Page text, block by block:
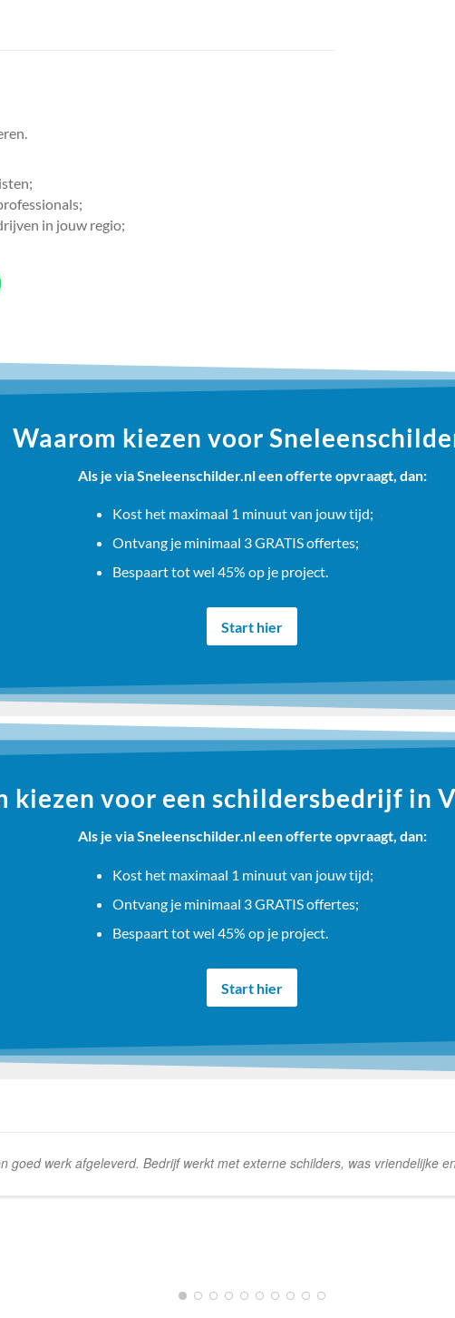
in jouw regio;
Waarom kiezen voor
Als je via Sneleenschilder.nl een offerte opvraagt, dan:
Kost het maximaal 1 minuut van jouw tijd;
Ontvang je minimaal 3 GRATIS offertes;
Bespaart tot wel 45% op je project.
Start hier
kiezen voor een schildersbedrijf in
Als je via Sneleenschilder.nl een offerte opvraagt, dan:
Kost het maximaal 1 minuut van jouw tijd;
Ontvang je minimaal 3 GRATIS offertes;
Bespaart tot wel 45% op je project.
Start hier
goed werk afgeleverd. Bedrijf werkt met externe schilders, was vriendelijke